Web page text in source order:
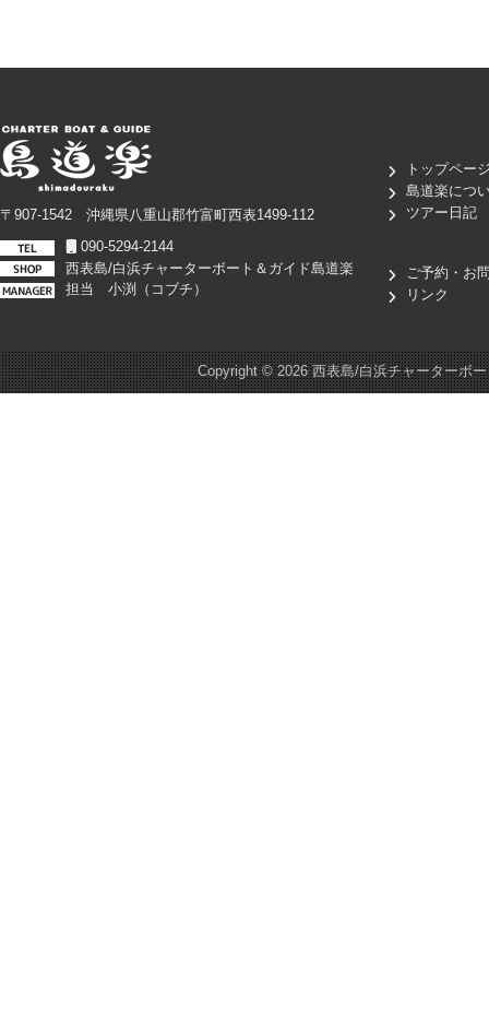
〒907-1542 沖縄県八重山郡竹富町西表1499-112
090-5294-2144
西表島/白浜チャーターボート＆ガイド島道楽
担当 小渕（コブチ）
トップペー
島道楽につ
ツアー日記
ご予約・お
リンク
Copyright ©2026 西表島/白浜チャーターボ